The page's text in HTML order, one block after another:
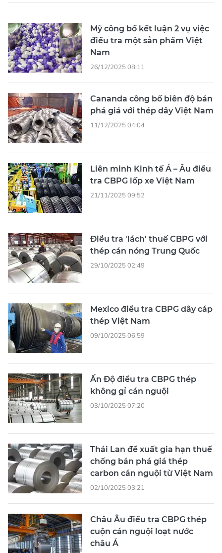
Mỹ công bố kết luận 2 vụ việc
điều tra một sản phẩm Việt
Nam
26/12/2025 08:11
Cananda công bố biên độ bán
phá giá với thép dây Việt Nam
11/12/2025 04:04
Liên minh Kinh tế Á – Âu điều
tra CBPG lốp xe Việt Nam
21/11/2025 09:52
Điều tra 'lách' thuế CBPG với
thép cán nóng Trung Quốc
29/10/2025 02:49
Mexico điều tra CBPG dây cáp
thép Việt Nam
09/10/2025 06:59
Ấn Độ điều tra CBPG thép
không gỉ cán nguội
03/10/2025 07:20
Thái Lan đề xuất gia hạn thuế
chống bán phá giá thép
carbon cán nguội từ Việt Nam
02/10/2025 03:21
Châu Âu điều tra CBPG thép
cuộn cán nguội loạt nước
châu Á